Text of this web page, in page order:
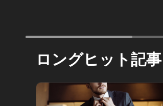
ロングヒット記事